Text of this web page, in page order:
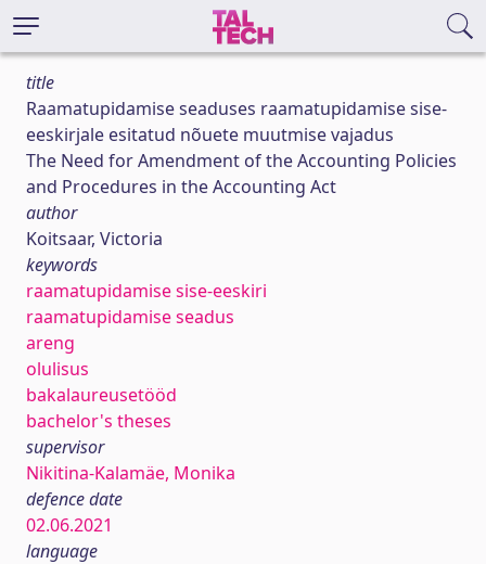
title
Raamatupidamise seaduses raamatupidamise sise-
eeskirjale esitatud nõuete muutmise vajadus
The Need for Amendment of the Accounting Policies
and Procedures in the Accounting Act
author
Koitsaar, Victoria
keywords
raamatupidamise sise-eeskiri
raamatupidamise seadus
areng
olulisus
bakalaureusetööd
bachelor's theses
supervisor
Nikitina-Kalamäe, Monika
defence date
02.06.2021
language